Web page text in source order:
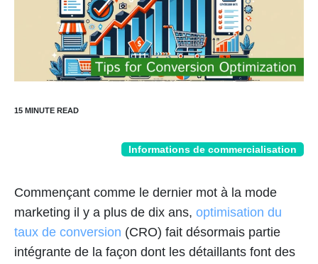
Informations de commercialisation
Commençant comme le dernier mot à la mode
marketing il y a plus de dix ans, optimisation du
taux de conversion (CRO) fait désormais partie
intégrante de la façon dont les détaillants font des